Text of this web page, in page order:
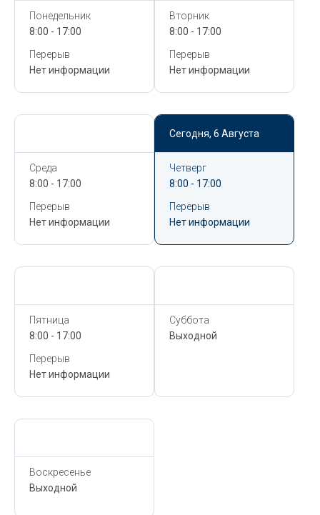
Понедельник
8:00 - 17:00
Перерыв
Нет информации
Вторник
8:00 - 17:00
Перерыв
Нет информации
Среда
8:00 - 17:00
Перерыв
Нет информации
Сегодня, 6 Августа
Четверг
8:00 - 17:00
Перерыв
Нет информации
Пятница
8:00 - 17:00
Перерыв
Нет информации
Суббота
Выходной
Воскресенье
Выходной